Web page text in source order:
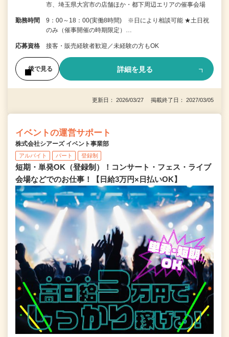
市、埼玉県大宮市の店舗ほか・都下周辺エリアの催事会場
勤務時間
9：00～18：00(実働8時間) ※日により相談可能 ★土日祝
のみ（催事開催の時期限定）…
応募資格 接客・販売経験者歓迎／未経験の方もOK
後で見る 詳細を見る
更新日： 2026/03/27 掲載終了日： 2027/03/05
イベントの運営サポート
株式会社シアーズ イベント事業部
アルバイト パート 登録制
短期・単発OK（登録制）！コンサート・フェス・ライブ
会場などでのお仕事！【日給3万円×日払いOK】